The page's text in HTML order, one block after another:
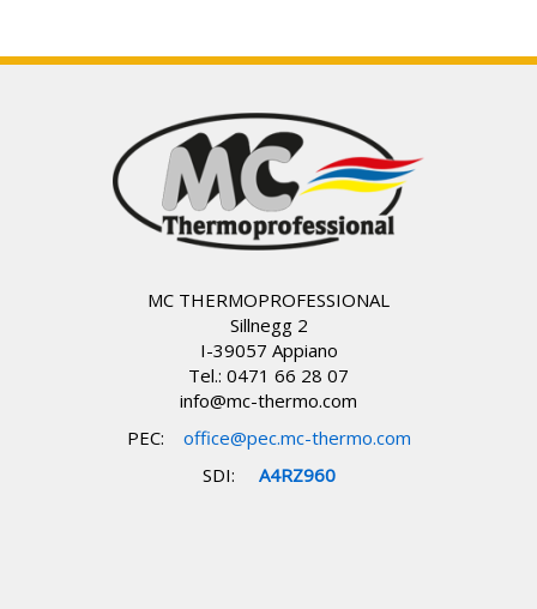
MC THERMOPROFESSIONAL
Sillnegg 2
I-39057 Appiano
Tel.: 0471 66 28 07
info@mc-thermo.com
PEC: office@pec.mc-thermo.com
SDI:
A4RZ960